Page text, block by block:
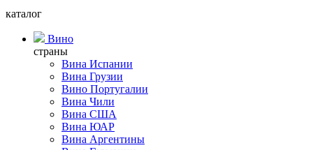
каталог
Вино
страны
Вина Испании
Вина Грузии
Вино Португалии
Вина Чили
Вина США
Вина ЮАР
Вина Аргентины